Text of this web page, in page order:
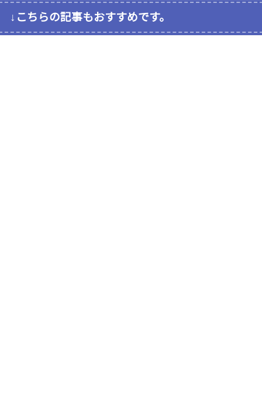
↓こちらの記事もおすすめです。